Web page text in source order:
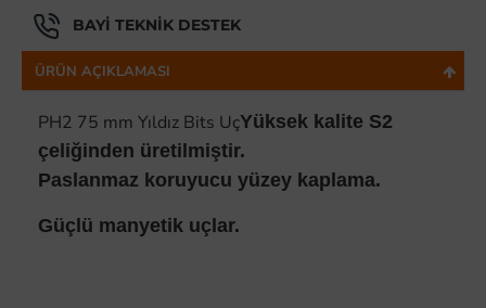
BAYI TEKNIK DESTEK
ÜRÜN AÇIKLAMASI
PH2 75 mm Yıldız Bits UçYüksek kalite S2
çeliğinden üretilmiştir.
Paslanmaz koruyucu yüzey kaplama.
Güçlü manyetik uçlar.